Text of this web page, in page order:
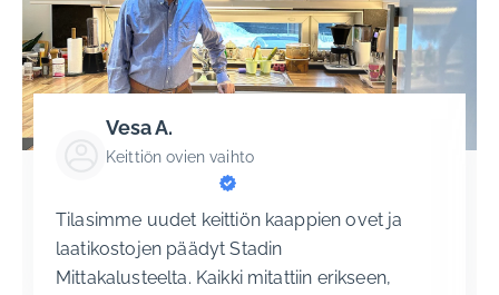
Vesa A.
Keittiön ovien vaihto
Tilasimme uudet keittiön kaappien ovet ja
laatikostojen päädyt Stadin
Mittakalusteelta. Kaikki mitattiin erikseen,